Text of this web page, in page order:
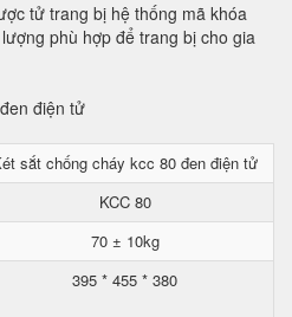
tử trang bị hệ thống mã khóa
phù hợp để trang bị cho gia
sắt chống cháy kcc 80 đen điện tử
KCC 80
70 ± 10kg
395 * 455 * 380